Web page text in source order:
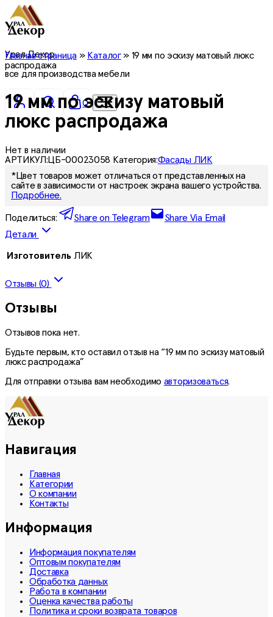
Урал Декор
все для производства мебели
0
Главная страница» Каталог» 19 мм по эскизу матовый люкс
распродажа
19 мм по эскизу матовый
люкс распродажа
Нет в наличии
АРТИКУЛ:ЦБ-00023058 Категория:Фасады ЛИК
*Цвет товаров может отличаться от представленных на
сайте в зависимости от настроек экрана вашего устройства.
Подробнее.
Поделиться: Share on Telegram
Share Via Email
Детали
Изготовитель ЛИК
Отзывы (0)
Отзывы
Отзывов пока нет.
Будьте первым, кто оставил отзыв на “19 мм по эскизу матовый
люкс распродажа”
Для отправки отзыва вам необходимо авторизоваться.
Навигация
Главная
Категории
О компании
Контакты
Информация
Информация покупателям
Оптовым покупателям
Доставка
Обработка данных
Работа в компании
Оценка качества работы
Политика и сроки возврата товаров